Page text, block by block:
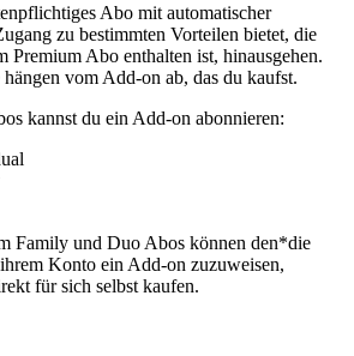
Abo mit automatischer
zu bestimmten Vorteilen bietet, die
Premium Abo enthalten ist, hinausgehen.
vom Add-on ab, das du kaufst.
kannst du ein Add-on abonnieren:
Family und Duo Abos können den*die
Konto ein Add-on zuzuweisen,
für sich selbst kaufen.